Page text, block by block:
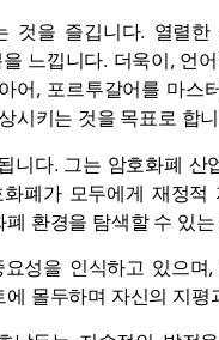
것을 즐깁니다. 열렬
느낍니다. 더욱이, 언
어, 포르투갈어를 마
시키는 것을 목표로 합
니다. 그는 암호화폐
폐가 모두에게 재정
환경을 탐색할 수 있
성을 인식하고 있으
몰두하며 자신의 지